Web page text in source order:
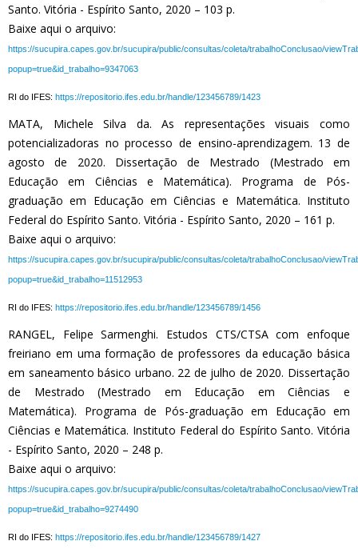
Santo. Vitória - Espírito Santo, 2020 – 103 p.
Baixe aqui o arquivo:
https://sucupira.capes.gov.br/sucupira/public/consultas/coleta/trabalhoConclusao/
popup=true&id_trabalho=9347063
RI do IFES: https://repositorio.ifes.edu.br/handle/123456789/1423
MATA, Michele Silva da. As representações visuais como
potencializadoras no processo de ensino-aprendizagem. 13 de
agosto de 2020. Dissertação de Mestrado (Mestrado em
Educação em Ciências e Matemática). Programa de Pós-
graduação em Educação em Ciências e Matemática. Instituto
Federal do Espírito Santo. Vitória - Espírito Santo, 2020 – 161 p.
Baixe aqui o arquivo:
https://sucupira.capes.gov.br/sucupira/public/consultas/coleta/trabalhoConclusao/
popup=true&id_trabalho=11512953
RI do IFES: https://repositorio.ifes.edu.br/handle/123456789/1456
RANGEL, Felipe Sarmenghi. Estudos CTS/CTSA com enfoque
freiriano em uma formação de professores da educação básica
em saneamento básico urbano. 22 de julho de 2020. Dissertação
de Mestrado (Mestrado em Educação em Ciências e
Matemática). Programa de Pós-graduação em Educação em
Ciências e Matemática. Instituto Federal do Espírito Santo. Vitória
- Espírito Santo, 2020 – 248 p.
Baixe aqui o arquivo:
https://sucupira.capes.gov.br/sucupira/public/consultas/coleta/trabalhoConclusao/
popup=true&id_trabalho=9274490
RI do IFES: https://repositorio.ifes.edu.br/handle/123456789/1427